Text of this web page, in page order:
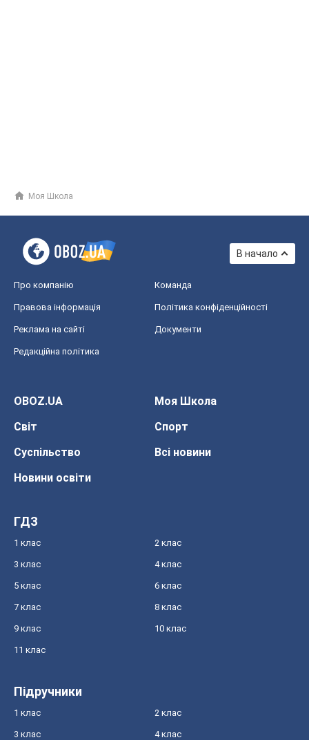
Моя Школа
В начало
Про компанію Команда
Правова інформація Політика конфіденційності
Реклама на сайті Документи
Редакційна політика
OBOZ.UA
Моя Школа
Світ
Спорт
Суспільство
Всі новини
Новини освіти
ГДЗ
1 клас 2 клас
3 клас 4 клас
5 клас 6 клас
7 клас 8 клас
9 клас 10 клас
11 клас
Підручники
1 клас 2 клас
3 клас 4 клас